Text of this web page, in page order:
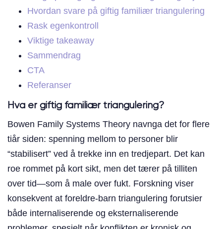
Hvordan svare på giftig familiær triangulering
Rask egenkontroll
Viktige takeaway
Sammendrag
CTA
Referanser
Hva er giftig familiær triangulering?
Bowen Family Systems Theory navnga det for flere
tiår siden: spenning mellom to personer blir
“stabilisert” ved å trekke inn en tredjepart. Det kan
roe rommet på kort sikt, men det tærer på tilliten
over tid—som å male over fukt. Forskning viser
konsekvent at foreldre-barn triangulering forutsier
både internaliserende og eksternaliserende